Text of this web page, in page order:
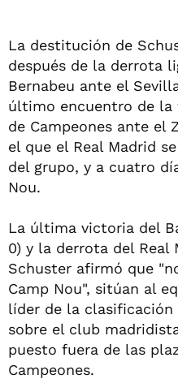
La destitución de
después de la derrota
Bernabeu ante el
último encuentro de la
de Campeones ante el
el que el Real Madrid
del grupo, y a cuatro
Nou.
La última victoria del
0) y la derrota del Real
Schuster afirmó que
Camp Nou", sitúan al
líder de la
sobre el club
puesto fuera de las
Campeones.